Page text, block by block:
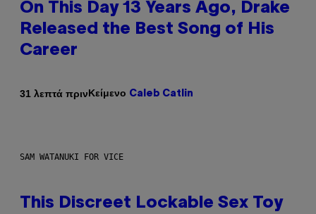
On This Day 13 Years Ago, Drake
Released the Best Song of His
Career
31 λεπτά πρινΚείμενο Caleb Catlin
SAM WATANUKI FOR VICE
This Discreet Lockable Sex Toy